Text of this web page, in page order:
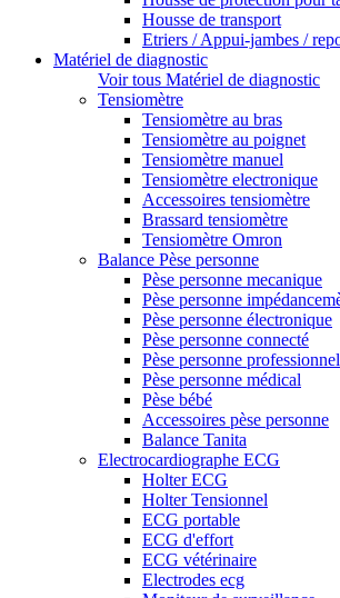
Housse de transport
Etriers / Appui-jambes /
Matériel de diagnostic
Voir tous Matériel de diagnostic
Tensiomètre
Tensiomètre au bras
Tensiomètre au poignet
Tensiomètre manuel
Tensiomètre electronique
Accessoires tensiomètre
Brassard tensiomètre
Tensiomètre Omron
Balance Pèse personne
Pèse personne mecanique
Pèse personne
Pèse personne électronique
Pèse personne connecté
Pèse personne professionnel
Pèse personne médical
Pèse bébé
Accessoires pèse personne
Balance Tanita
Electrocardiographe ECG
Holter ECG
Holter Tensionnel
ECG portable
ECG d'effort
ECG vétérinaire
Electrodes ecg